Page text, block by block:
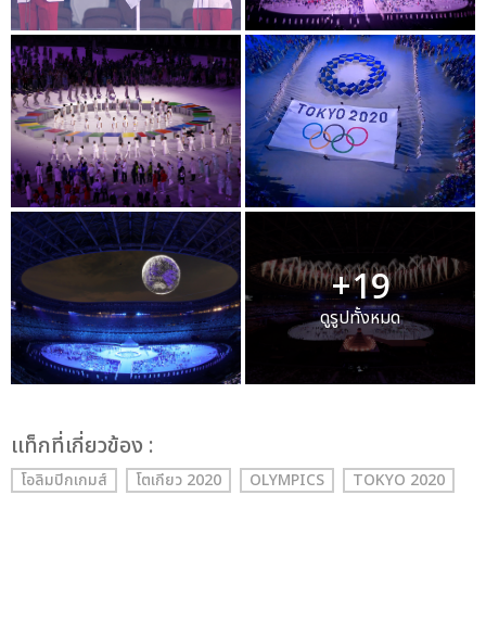
+19
ดูรูปทั้งหมด
เเท็กที่เกี่ยวข้อง :
โอลิมปิกเกมส์ โตเกียว 2020 OLYMPICS TOKYO 2020